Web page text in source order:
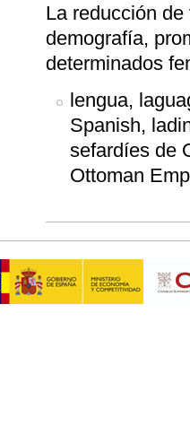
La reducción
demografía,
determinados
lengua,
Spanish,
sefardíes de
Ottoman